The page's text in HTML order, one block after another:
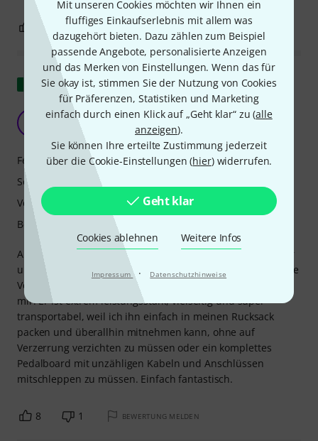
Mit unseren Cookies möchten wir Ihnen ein
fluffiges Einkaufserlebnis mit allem was
dazugehört bieten. Dazu zählen zum Beispiel
passende Angebote, personalisierte Anzeigen
und das Merken von Einstellungen. Wenn das für
Sie okay ist, stimmen Sie der Nutzung von Cookies
für Präferenzen, Statistiken und Marketing
einfach durch einen Klick auf „Geht klar“ zu (alle
anzeigen).
Sie können Ihre erteilte Zustimmung jederzeit
über die Cookie-Einstellungen (hier) widerrufen.
Geht klar
Cookies ablehnen Weitere Infos
Impressum · Datenschutzhinweise
0 BEWERTUNG MELDEN
Original zeigen
Ein Superverstärker
Keach 24.01.2024
Ampeg macht keine Fehler, der Sound ist unverwechselbar
und einzigartig. Dass er auch noch wunderschöne, effektive
Verzerrungen an Bord hat, ist ein lang gehegter Traum von
mir. Er ist extrem leistungsstark, vielseitig und super
transportabel, weil ich ihn einfach in meinen Rucksack
packen und überallhin mitnehmen kann, ohne auf
Verzerrung verzichten zu müssen oder ein komplettes
Pedalboard mit unzähligen Kabeln und Anschlüssen
mitschleppen zu müssen. Einfach fantastisch.
Features
Sound
Verarbeitung
Bedienung
8 1 BEWERTUNG MELDEN